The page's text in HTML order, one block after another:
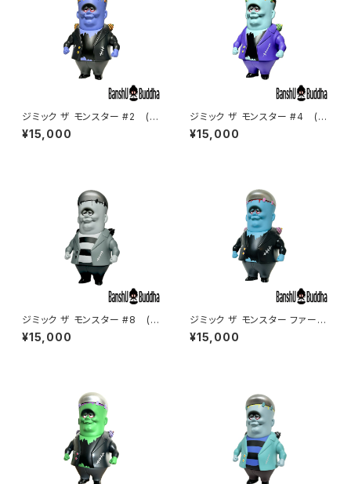
ジミック ザ モンスター #2 (Ji
mic The Monster #2)
¥15,000
ジミック ザ モンスター #4 (Ji
mic The Monster #4)
¥15,000
ジミック ザ モンスター #8 (Ji
mic The Monster #8)
¥15,000
ジミック ザ モンスター ファース
トカラー (Jimic The Monst
er #1)
¥15,000